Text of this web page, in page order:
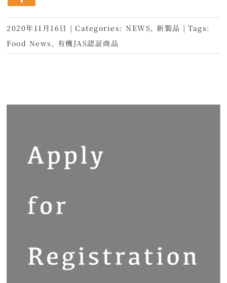
2020年11月16日 | Categories:NEWS,新製品 | Tags:
Food News , 有機JAS認証商品